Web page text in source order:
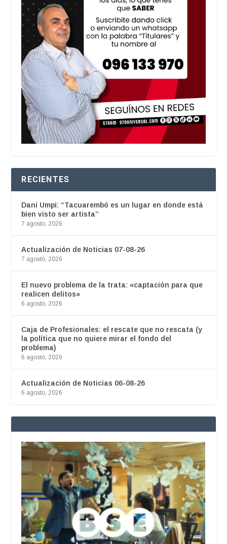
RECIENTES
Dani Umpi: “Tacuarembó es un lugar en donde está
bien visto ser artista”
7 agosto, 2026
Actualización de Noticias 07-08-26
7 agosto, 2026
El nuevo problema de la trata: «captación para que
realicen delitos»
6 agosto, 2026
Caja de Profesionales: el rescate que no rescata (y
la política que no quiere mirar el fondo del
problema)
6 agosto, 2026
Actualización de Noticias 06-08-26
6 agosto, 2026